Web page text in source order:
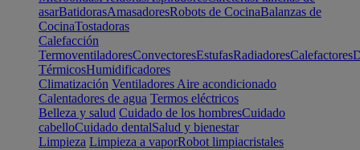
asarBatidorasAmasadoresRobots de CocinaBalanzas de
CocinaTostadoras
Calefacción
TermoventiladoresConvectoresEstufasRadiadoresCalefactores
TérmicosHumidificadores
Climatización Ventiladores Aire acondicionado
Calentadores de agua Termos eléctricos
Belleza y salud Cuidado de los hombresCuidado
cabelloCuidado dentalSalud y bienestar
Limpieza Limpieza a vaporRobot limpiacristales